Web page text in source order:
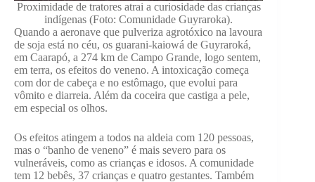
Proximidade de tratores atrai a curiosidade das crianças
indígenas (Foto: Comunidade Guyraroka).
Quando a aeronave que pulveriza agrotóxico na lavoura
de soja está no céu, os guarani-kaiowá de Guyraroká,
em Caarapó, a 274 km de Campo Grande, logo sentem,
em terra, os efeitos do veneno. A intoxicação começa
com dor de cabeça e no estômago, que evolui para
vômito e diarreia. Além da coceira que castiga a pele,
em especial os olhos.
Os efeitos atingem a todos na aldeia com 120 pessoas,
mas o “banho de veneno” é mais severo para os
vulneráveis, como as crianças e idosos. A comunidade
tem 12 bebês, 37 crianças e quatro gestantes. Também